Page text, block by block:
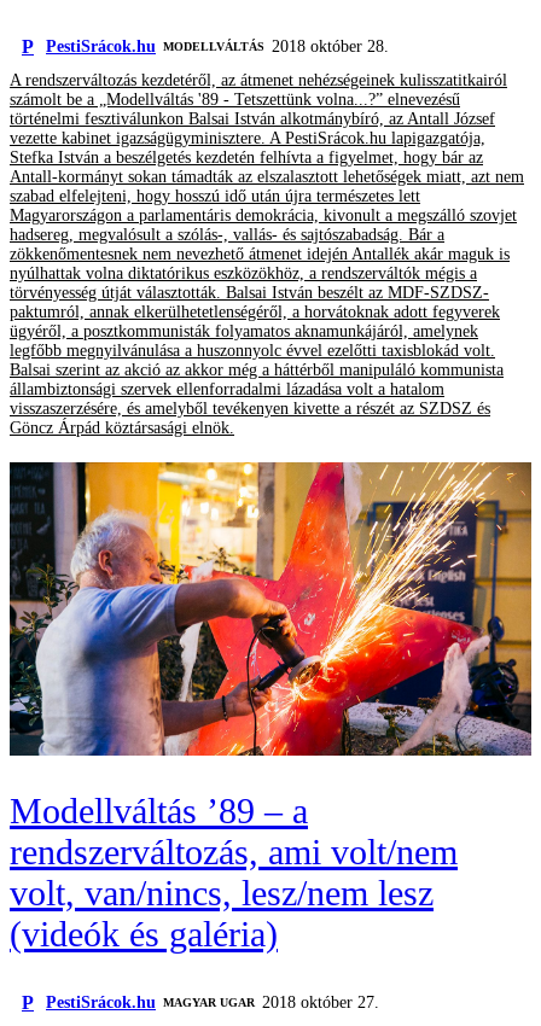
P PestiSrácok.hu MODELLVÁLTÁS
2018 október 28.
A rendszerváltozás kezdetéről, az átmenet nehézségeinek kulisszatitkairól
számolt be a „Modellváltás '89 - Tetszettünk volna...?” elnevezésű
történelmi fesztiválunkon Balsai István alkotmánybíró, az Antall József
vezette kabinet igazságügyminisztere. A PestiSrácok.hu lapigazgatója,
Stefka István a beszélgetés kezdetén felhívta a figyelmet, hogy bár az
Antall-kormányt sokan támadták az elszalasztott lehetőségek miatt, azt nem
szabad elfelejteni, hogy hosszú idő után újra természetes lett
Magyarországon a parlamentáris demokrácia, kivonult a megszálló szovjet
hadsereg, megvalósult a szólás-, vallás- és sajtószabadság. Bár a
zökkenőmentesnek nem nevezhető átmenet idején Antallék akár maguk is
nyúlhattak volna diktatórikus eszközökhöz, a rendszerváltók mégis a
törvényesség útját választották. Balsai István beszélt az MDF-SZDSZ-
paktumról, annak elkerülhetetlenségéről, a horvátoknak adott fegyverek
ügyéről, a posztkommunisták folyamatos aknamunkájáról, amelynek
legfőbb megnyilvánulása a huszonnyolc évvel ezelőtti taxisblokád volt.
Balsai szerint az akció az akkor még a háttérből manipuláló kommunista
állambiztonsági szervek ellenforradalmi lázadása volt a hatalom
visszaszerzésére, és amelyből tevékenyen kivette a részét az SZDSZ és
Göncz Árpád köztársasági elnök.
Modellváltás ’89 – a
rendszerváltozás, ami volt/nem
volt, van/nincs, lesz/nem lesz
(videók és galéria)
P PestiSrácok.hu MAGYAR UGAR 2018 október 27.